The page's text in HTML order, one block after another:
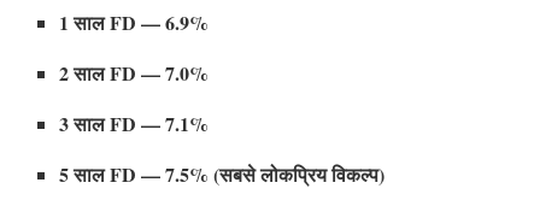
1 साल FD — 6.9%
2 साल FD — 7.0%
3 साल FD — 7.1%
5 साल FD — 7.5% (सबसे लोकप्रिय विकल्प)